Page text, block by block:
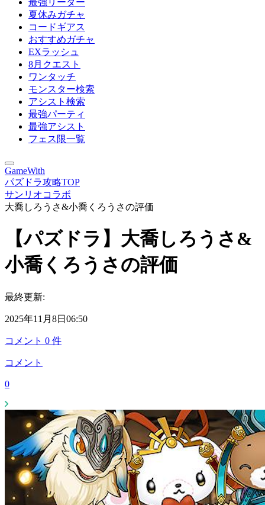
最強リーダー
夏休みガチャ
コードギアス
おすすめガチャ
EXラッシュ
8月クエスト
ワンタッチ
モンスター検索
アシスト検索
最強パーティ
最強アシスト
フェス限一覧
GameWith
パズドラ攻略TOP
サンリオコラボ
大喬しろうさ&小喬くろうさの評価
【パズドラ】大喬しろうさ&
小喬くろうさの評価
最終更新:
2025年11月8日06:50
コメント 0 件
コメント
0